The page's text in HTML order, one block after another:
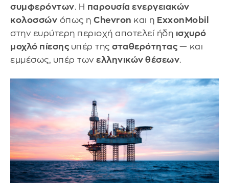
συμφερόντων. Η παρουσία ενεργειακών
κολοσσών όπως η Chevron και η ExxonMobil
στην ευρύτερη περιοχή αποτελεί ήδη ισχυρό
μοχλό πίεσης υπέρ της σταθερότητας — και
εμμέσως, υπέρ των ελληνικών θέσεων.